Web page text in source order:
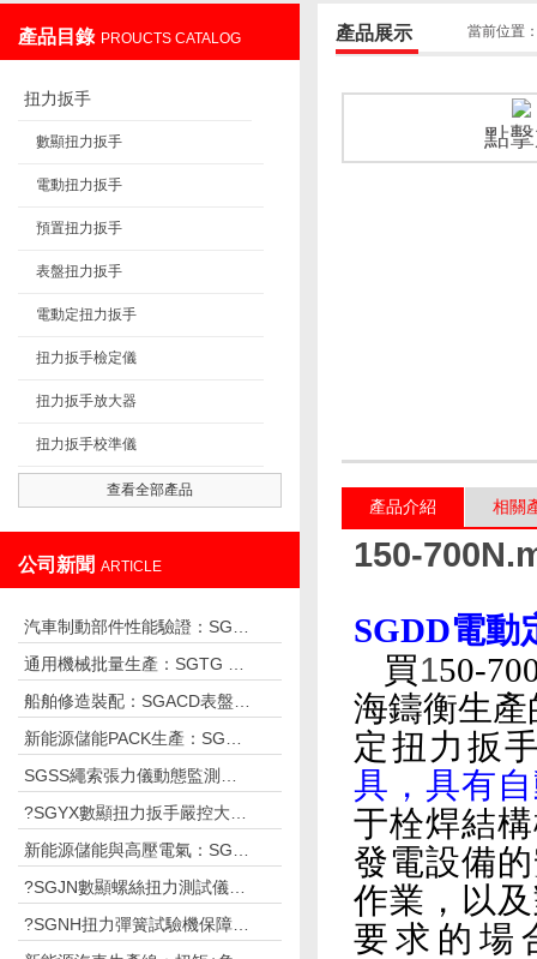
產品目錄 PROUCTS CATALOG
扭力扳手
數顯扭力扳手
電動扭力扳手
預置扭力扳手
表盤扭力扳手
電動定扭力扳手
扭力扳手檢定儀
扭力扳手放大器
扭力扳手校準儀
查看全部產品
公司新聞 ARTICLE
當前位置
產品展示
點
產品介紹 相關
150-
SGDD電動
買150-
海鑄衡生產
定扭力扳
具，具有
于栓焊結
發電設備
作業，以
要求的場